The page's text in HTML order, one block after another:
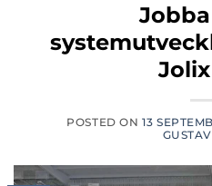
POSTED ON13